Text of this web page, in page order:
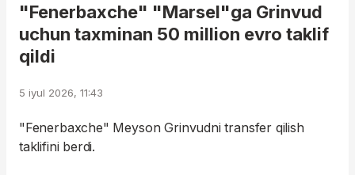
"Fenerbaxche" "Marsel"ga Grinvud
uchun taxminan 50 million evro taklif
qildi
5 iyul 2026, 11:43
"Fenerbaxche" Meyson Grinvudni transfer qilish
taklifini berdi.